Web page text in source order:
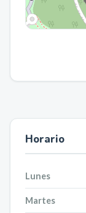
Horario
Lunes
Martes